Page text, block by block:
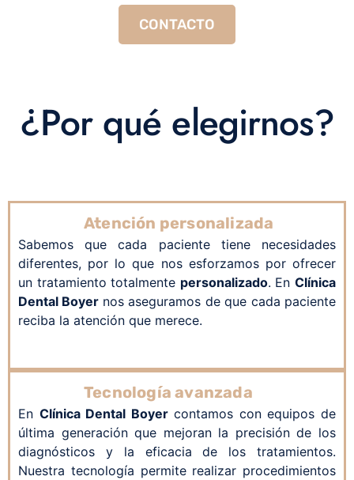
CONTACTO
¿Por qué elegirnos?
Atención personalizada
Sabemos que cada paciente tiene necesidades
diferentes, por lo que nos esforzamos por ofrecer
un tratamiento totalmente personalizado. EnClínica
Dental Boyer nos aseguramos de que cada paciente
reciba la atención que merece.
Tecnología avanzada
En Clínica Dental Boyer contamos con equipos de
última generación que mejoran la precisión de los
diagnósticos y la eficacia de los tratamientos.
Nuestra tecnología permite realizar procedimientos